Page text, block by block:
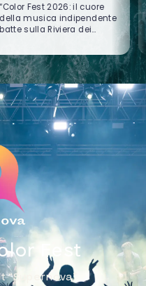
dei Tramonti
Fest 2026:
e biglietti
Color
della
batte
Fest